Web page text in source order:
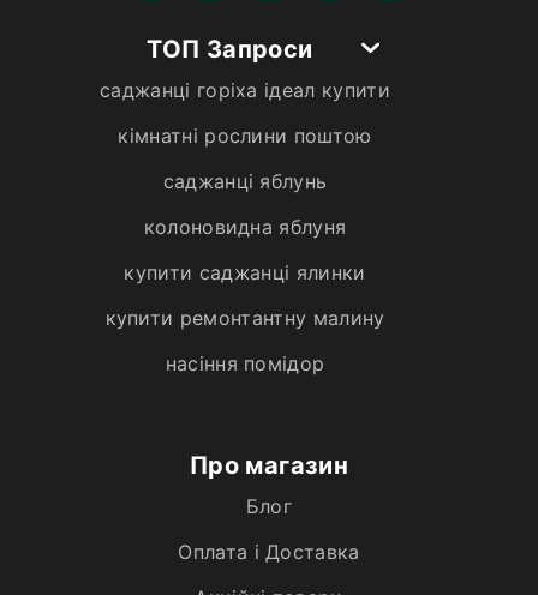
ТОП Запроси
саджанці горіха ідеал купити
кімнатні рослини поштою
саджанці яблунь
колоновидна яблуня
купити саджанці ялинки
купити ремонтантну малину
насіння помідор
Про магазин
Блог
Оплата і Доставка